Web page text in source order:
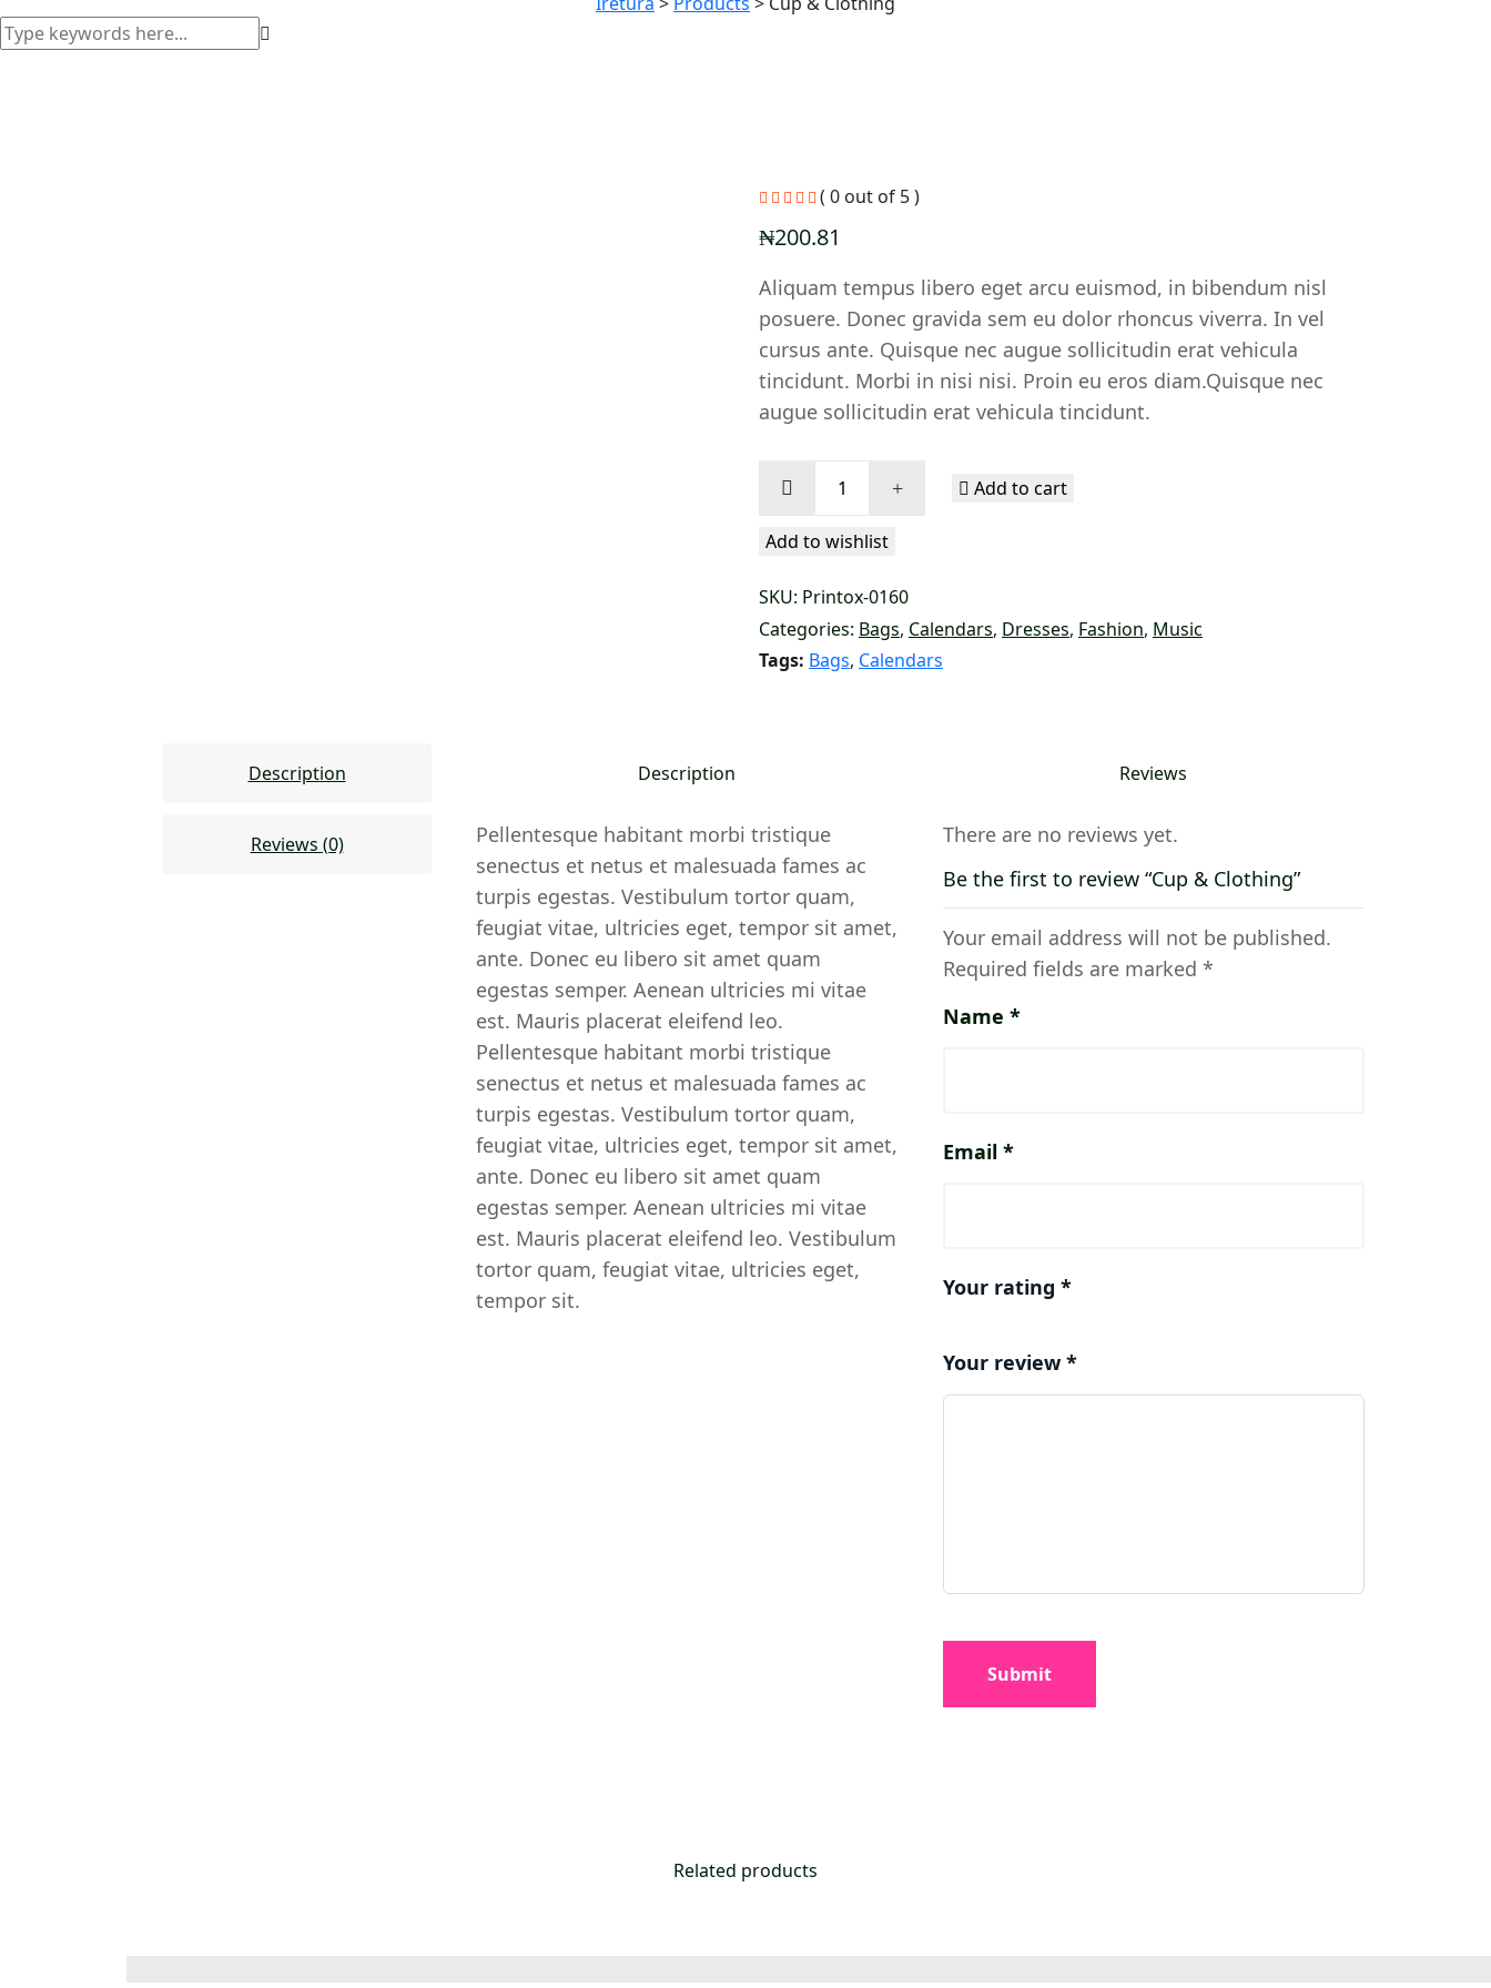
( 0 out of 5 )
₦200.81
Aliquam tempus libero eget arcu euismod, in bibendum nisl
posuere. Donec gravida sem eu dolor rhoncus viverra. In vel
cursus ante. Quisque nec augue sollicitudin erat vehicula
tincidunt. Morbi in nisi nisi. Proin eu eros diam.Quisque nec
augue sollicitudin erat vehicula tincidunt.
quantity
Add to cart
Add to wishlist
SKU: Printox-0160
Categories: Bags, Calendars, Dresses, Fashion, Music
Tags: Bags, Calendars
Description
Reviews (0)
Description
Pellentesque habitant morbi tristique
senectus et netus et malesuada fames ac
turpis egestas. Vestibulum tortor quam,
feugiat vitae, ultricies eget, tempor sit amet,
ante. Donec eu libero sit amet quam
egestas semper. Aenean ultricies mi vitae
est. Mauris placerat eleifend leo.
Pellentesque habitant morbi tristique
senectus et netus et malesuada fames ac
turpis egestas. Vestibulum tortor quam,
feugiat vitae, ultricies eget, tempor sit amet,
ante. Donec eu libero sit amet quam
egestas semper. Aenean ultricies mi vitae
est. Mauris placerat eleifend leo. Vestibulum
tortor quam, feugiat vitae, ultricies eget,
tempor sit.
Reviews
There are no reviews yet.
Be the first to review “Cup & Clothing”
Your email address will not be published.
Required fields are marked *
Name *
Email *
Your rating *
Your review *
Related products